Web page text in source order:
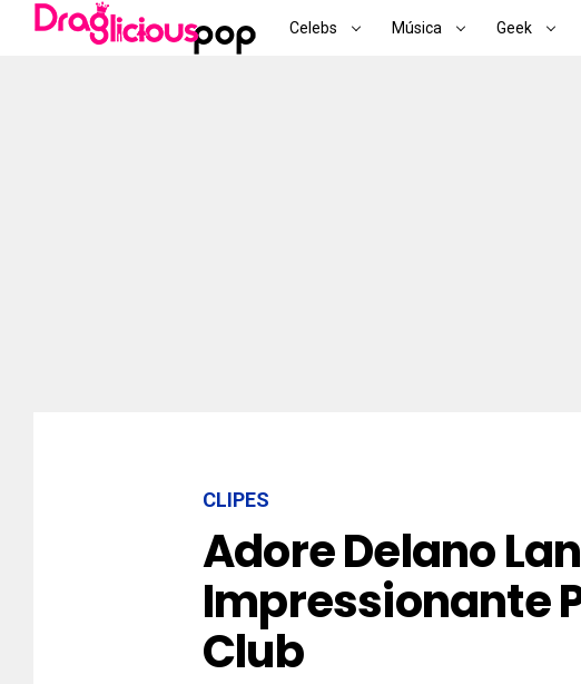
Celebs Música Geek
CLIPES
Adore Delano
Impressionante
Club